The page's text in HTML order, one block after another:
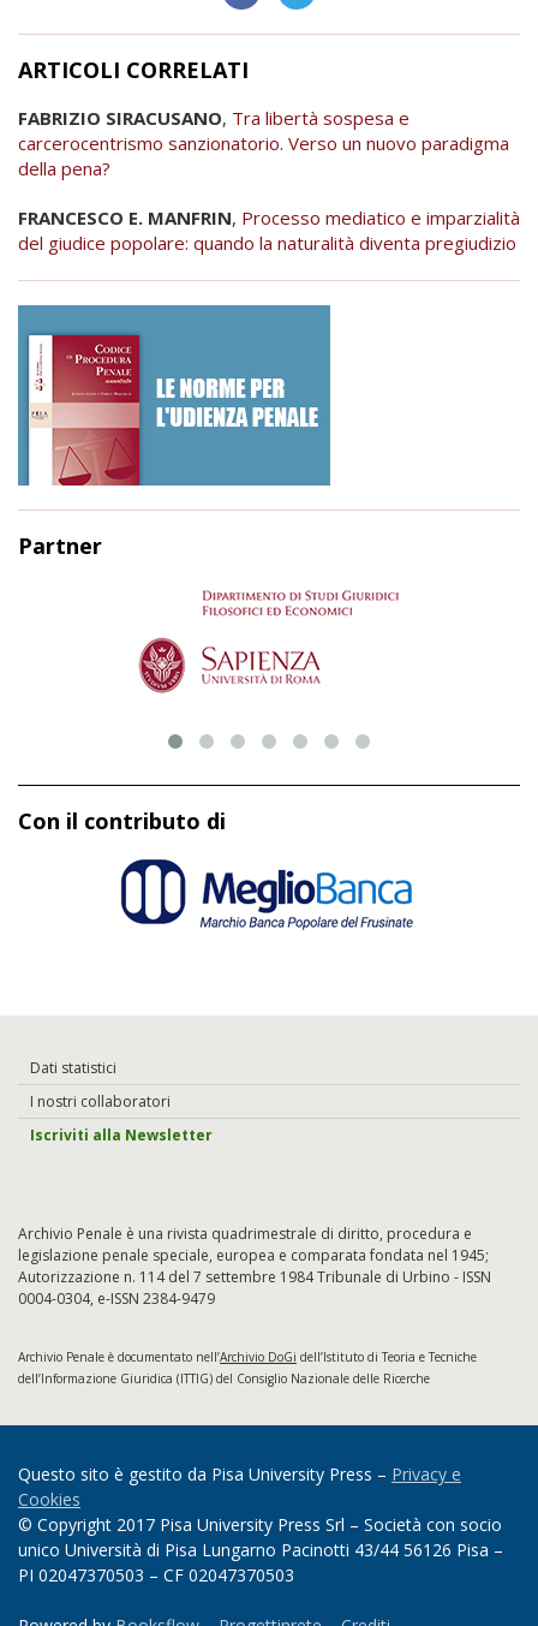
ARTICOLI CORRELATI
FABRIZIO SIRACUSANO, Tra libertà sospesa e
carcerocentrismo sanzionatorio. Verso un nuovo paradigma
della pena?
FRANCESCO E. MANFRIN, Processo mediatico e imparzialità
del giudice popolare: quando la naturalità diventa pregiudizio
Partner
Con il contributo di
Dati statistici
I nostri collaboratori
Iscriviti alla Newsletter
Archivio Penale è una rivista quadrimestrale di diritto, procedura e
legislazione penale speciale, europea e comparata fondata nel 1945;
Autorizzazione n. 114 del 7 settembre 1984 Tribunale di Urbino - ISSN
0004-0304, e-ISSN 2384-9479
Archivio Penale è documentato nell’Archivio DoGi dell’Istituto di Teoria e Tecniche
dell’Informazione Giuridica (ITTIG) del Consiglio Nazionale delle Ricerche
Questo sito è gestito da Pisa University Press – Privacy e
Cookies
© Copyright 2017 Pisa University Press Srl – Società con socio
unico Università di Pisa Lungarno Pacinotti 43/44 56126 Pisa –
PI 02047370503 – CF 02047370503